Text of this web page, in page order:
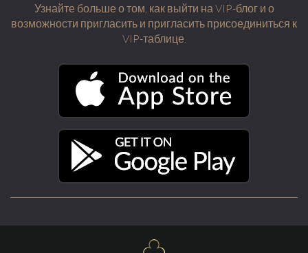
Узнайте больше о том, как выйти на VIP-блог и о
возможности пригласить и пригласить присоединиться к
VIP-таблице.